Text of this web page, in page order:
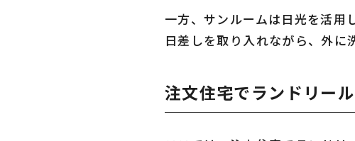
一方、サンルームは日光を活用
日差しを取り入れながら、外に
注文住宅でランドリー